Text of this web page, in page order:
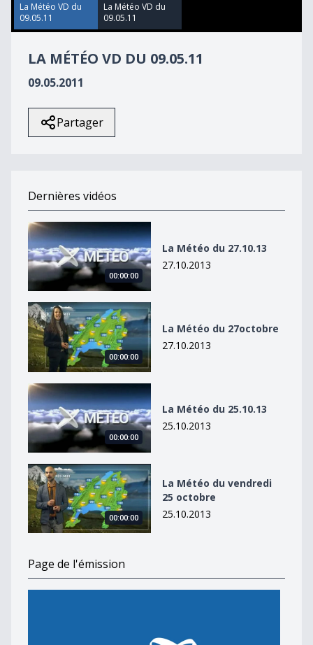
48
seconds
La Météo VD du
09.05.11
La Météo VD du
09.05.11
LA MÉTÉO VD DU 09.05.11
09.05.2011
Partager
Dernières vidéos
La Météo du 27.10.13
00:00:00
La Météo du 27.10.13
27.10.2013
La Météo du 27octobre
00:00:00
La Météo du 27octobre
27.10.2013
La Météo du 25.10.13
00:00:00
La Météo du 25.10.13
25.10.2013
La Météo du vendredi 25 octobre
00:00:00
La Météo du vendredi
25 octobre
25.10.2013
Page de l'émission